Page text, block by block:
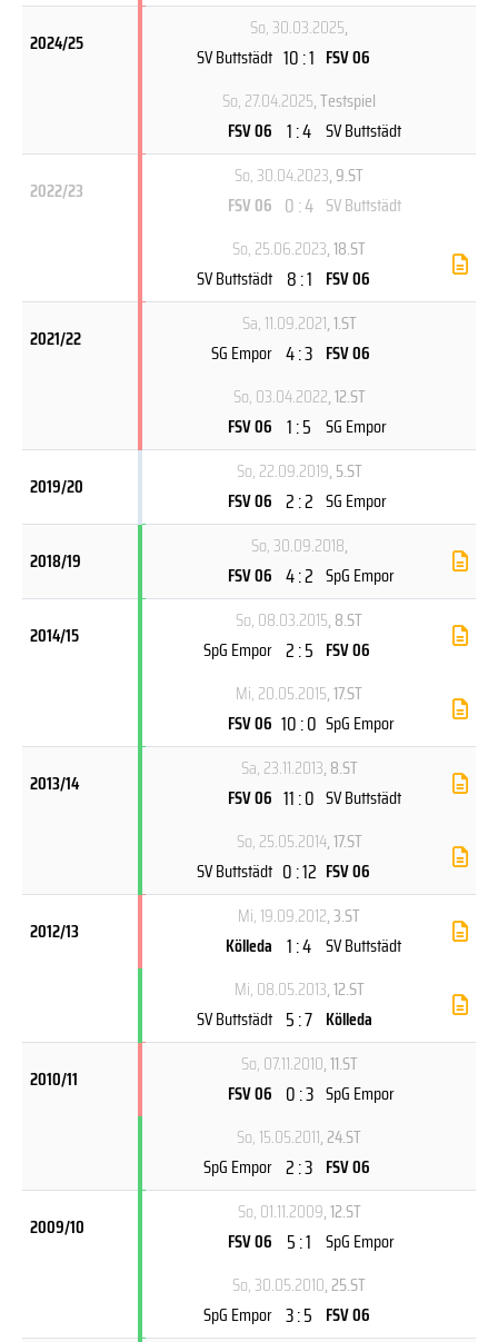
2024/25
So, 30.03.2025,
SV Buttstädt 10 : 1 FSV 06
So, 27.04.2025, Testspiel
FSV 06 1 : 4 SV Buttstädt
2022/23
So, 30.04.2023, 9.ST
FSV 06 0 : 4 SV Buttstädt
So, 25.06.2023, 18.ST
SV Buttstädt 8 : 1 FSV 06
2021/22
Sa, 11.09.2021, 1.ST
SG Empor 4 : 3 FSV 06
So, 03.04.2022, 12.ST
FSV 06 1 : 5 SG Empor
2019/20
So, 22.09.2019, 5.ST
FSV 06 2 : 2 SG Empor
2018/19
So, 30.09.2018,
FSV 06 4 : 2 SpG Empor
2014/15
So, 08.03.2015, 8.ST
SpG Empor 2 : 5 FSV 06
Mi, 20.05.2015, 17.ST
FSV 06 10 : 0 SpG Empor
2013/14
Sa, 23.11.2013, 8.ST
FSV 06 11 : 0 SV Buttstädt
So, 25.05.2014, 17.ST
SV Buttstädt 0 : 12 FSV 06
2012/13
Mi, 19.09.2012, 3.ST
Kölleda 1 : 4 SV Buttstädt
Mi, 08.05.2013, 12.ST
SV Buttstädt 5 : 7 Kölleda
2010/11
So, 07.11.2010, 11.ST
FSV 06 0 : 3 SpG Empor
So, 15.05.2011, 24.ST
SpG Empor 2 : 3 FSV 06
2009/10
So, 01.11.2009, 12.ST
FSV 06 5 : 1 SpG Empor
So, 30.05.2010, 25.ST
SpG Empor 3 : 5 FSV 06